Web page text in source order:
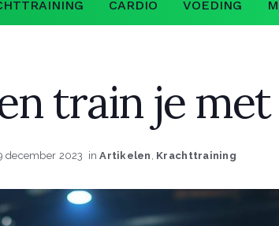
CARDIO VOEDING
train je
december 2023 in Artikelen , Krachttraining